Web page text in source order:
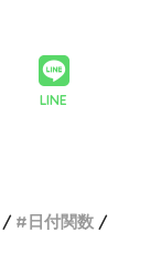
LINE
日付関数